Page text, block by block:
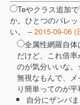
Teやクラス追加
か。ひとつのパレ
い。 -- 2015-09-06 (
全属性網羅自
だけど、これ倍
のが気分いいな
無視なもんで、
り簡単ってのが
自分にザンバ